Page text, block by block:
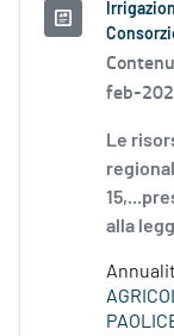
feb-
Le
alla